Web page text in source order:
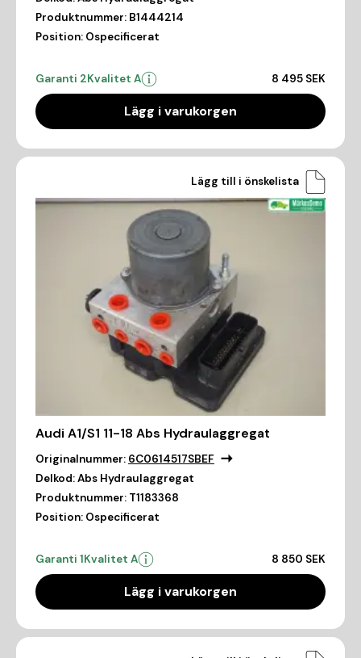
Produktnummer: B1444214
Position: Ospecificerat
Garanti 2Kvalitet A 8 495 SEK
Lägg i varukorgen
Lägg till i önskelista
Audi A1/S1 11-18 Abs Hydraulaggregat
Originalnummer: 6C0614517SBEF
Delkod:Abs Hydraulaggregat
Produktnummer: T1183368
Position: Ospecificerat
Garanti 1Kvalitet A 8 850 SEK
Lägg i varukorgen